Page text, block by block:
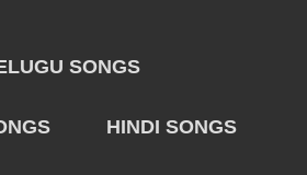
SONGS
HINDI SONGS